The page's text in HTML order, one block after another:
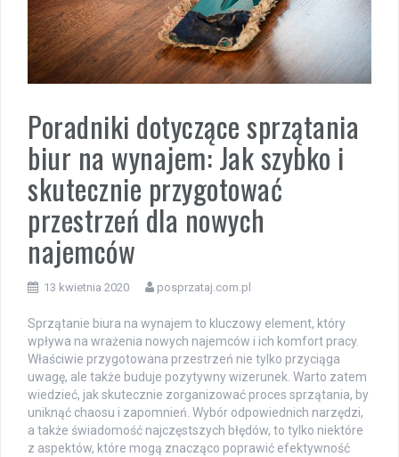
Poradniki dotyczące sprzątania
biur na wynajem: Jak szybko i
skutecznie przygotować
przestrzeń dla nowych
najemców
13 kwietnia 2020 posprzataj.com.pl
Sprzątanie biura na wynajem to kluczowy element, który
wpływa na wrażenia nowych najemców i ich komfort pracy.
Właściwie przygotowana przestrzeń nie tylko przyciąga
uwagę, ale także buduje pozytywny wizerunek. Warto zatem
wiedzieć, jak skutecznie zorganizować proces sprzątania, by
uniknąć chaosu i zapomnień. Wybór odpowiednich narzędzi,
a także świadomość najczęstszych błędów, to tylko niektóre
z aspektów, które mogą znacząco poprawić efektywność